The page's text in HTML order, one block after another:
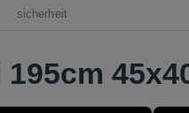
sicherheit